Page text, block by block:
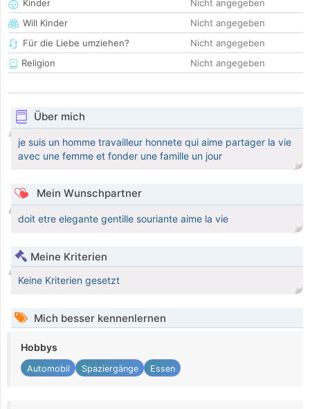
Kinder
Nicht angegeben
Will Kinder
Nicht angegeben
Für die Liebe umziehen?
Nicht angegeben
Religion
Nicht angegeben
Über mich
je suis un homme travailleur honnete qui aime partager la vie
avec une femme et fonder une famille un jour
Mein Wunschpartner
doit etre elegante gentille souriante aime la vie
Meine Kriterien
Keine Kriterien gesetzt
Mich besser kennenlernen
Hobbys
Automobil Spaziergänge Essen